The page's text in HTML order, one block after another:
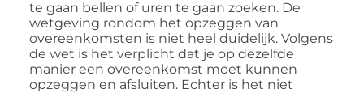
te gaan bellen of uren te gaan zoeken. De
wetgeving rondom het opzeggen van
overeenkomsten is niet heel duidelijk. Volgens
de wet is het verplicht dat je op dezelfde
manier een overeenkomst moet kunnen
opzeggen en afsluiten. Echter is het niet